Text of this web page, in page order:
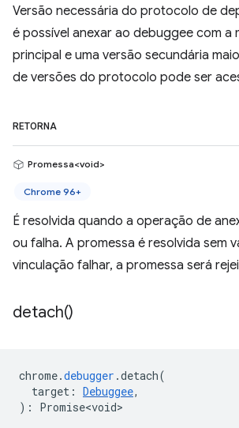
Versão necessária do protocolo de
é possível anexar ao debuggee com a
principal e uma versão secundária
de versões do protocolo pode ser
RETORNA
Promessa<void>
Chrome 96+
É resolvida quando a operação de
ou falha. A promessa é resolvida sem
vinculação falhar, a promessa será
detach()
chrome.debugger .detach(
target : Debuggee,
) : Promise<void>